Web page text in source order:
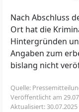
Nach Abschluss
Ort hat die
Hintergründen
Angaben zum
bislang nicht
Quelle:
Veröffentlicht am
Aktualisiert: 30.07.2025